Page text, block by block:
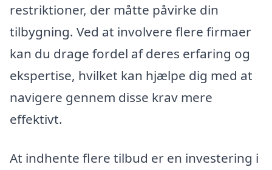
restriktioner, der måtte påvirke din
tilbygning. Ved at involvere flere firmaer
kan du drage fordel af deres erfaring og
ekspertise, hvilket kan hjælpe dig med at
navigere gennem disse krav mere
effektivt.
At indhente flere tilbud er en investering i